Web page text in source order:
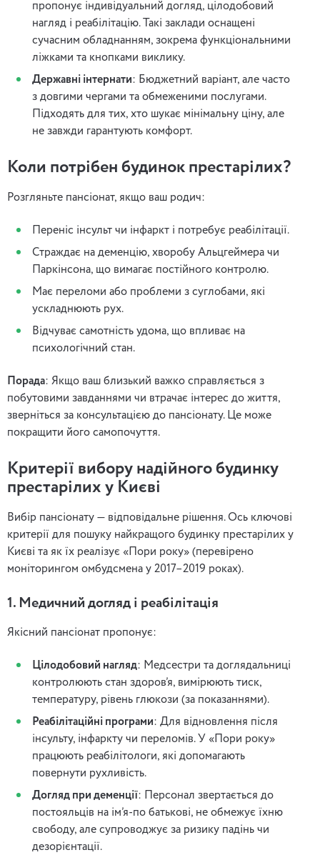
пропонує індивідуальний догляд, цілодобовий
нагляд і реабілітацію. Такі заклади оснащені
сучасним обладнанням, зокрема функціональними
ліжками та кнопками виклику.
Державні інтернати: Бюджетний варіант, але часто
з довгими чергами та обмеженими послугами.
Підходять для тих, хто шукає мінімальну ціну, але
не завжди гарантують комфорт.
Коли потрібен будинок престарілих?
Розгляньте пансіонат, якщо ваш родич:
Переніс інсульт чи інфаркт і потребує реабілітації.
Страждає на деменцію, хворобу Альцгеймера чи
Паркінсона, що вимагає постійного контролю.
Має переломи або проблеми з суглобами, які
ускладнюють рух.
Відчуває самотність удома, що впливає на
психологічний стан.
Порада: Якщо ваш близький важко справляється з
побутовими завданнями чи втрачає інтерес до життя,
зверніться за консультацією до пансіонату. Це може
покращити його самопочуття.
Критерії вибору надійного будинку
престарілих у Києві
Вибір пансіонату — відповідальне рішення. Ось ключові
критерії для пошуку найкращого будинку престарілих у
Києві та як їх реалізує «Пори року» (перевірено
моніторингом омбудсмена у 2017–2019 роках).
1. Медичний догляд і реабілітація
Якісний пансіонат пропонує:
Цілодобовий нагляд: Медсестри та доглядальниці
контролюють стан здоров’я, вимірюють тиск,
температуру, рівень глюкози (за показаннями).
Реабілітаційні програми: Для відновлення після
інсульту, інфаркту чи переломів. У «Пори року»
працюють реабілітологи, які допомагають
повернути рухливість.
Догляд при деменції: Персонал звертається до
постояльців на ім’я-по батькові, не обмежує їхню
свободу, але супроводжує за ризику падінь чи
дезорієнтації.